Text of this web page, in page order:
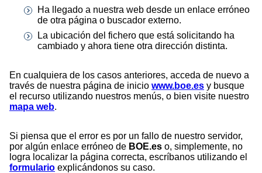
Ha llegado a nuestra web desde un enlace erróneo
de otra página o buscador externo.
La ubicación del fichero que está solicitando ha
cambiado y ahora tiene otra dirección distinta.
En cualquiera de los casos anteriores, acceda de nuevo a
través de nuestra página de inicio www.boe.es y busque
el recurso utilizando nuestros menús, o bien visite nuestro
mapa web.
Si piensa que el error es por un fallo de nuestro servidor,
por algún enlace erróneo de BOE.es o, simplemente, no
logra localizar la página correcta, escríbanos utilizando el
formulario explicándonos su caso.